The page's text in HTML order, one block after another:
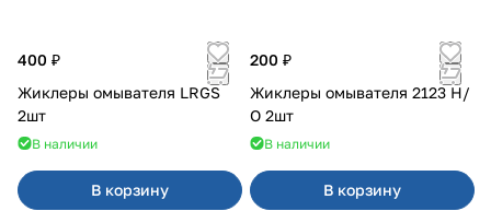
400 ₽
Жиклеры омывателя LRGS
2шт
В наличии
В корзину
200 ₽
Жиклеры омывателя 2123 Н/
О 2шт
В наличии
В корзину